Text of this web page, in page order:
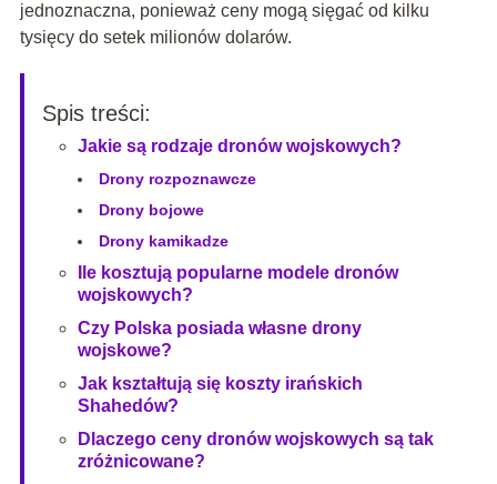
jednoznaczna, ponieważ ceny mogą sięgać od kilku
tysięcy do setek milionów dolarów.
Spis treści:
Jakie są rodzaje dronów wojskowych?
Drony rozpoznawcze
Drony bojowe
Drony kamikadze
Ile kosztują popularne modele dronów
wojskowych?
Czy Polska posiada własne drony
wojskowe?
Jak kształtują się koszty irańskich
Shahedów?
Dlaczego ceny dronów wojskowych są tak
zróżnicowane?